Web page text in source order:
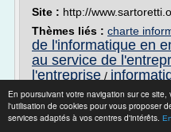
En poursuivant votre navigation sur ce site,
l'utilisation de cookies pour vous proposer
services adaptés à vos centres d'intérêts.
Site : http://
Thèmes liés : charte
de l'informatique en
au service de
l'entreprise /
Directeur des
CIO)